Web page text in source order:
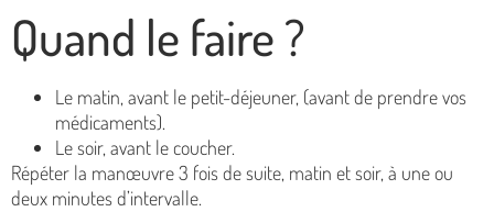
Quand le faire ?
Le matin, avant le petit-déjeuner, (avant de prendre vos
médicaments).
Le soir, avant le coucher.
Répéter la manœuvre 3 fois de suite, matin et soir, à une ou
deux minutes d’intervalle.